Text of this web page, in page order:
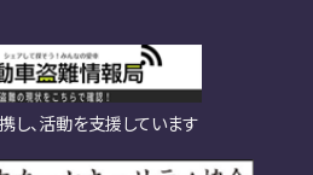
し、活動を支援しています